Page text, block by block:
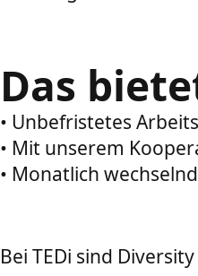
Das
• Unbefristetes
• Mit unserem
• Monatlich
Bei TEDi sind